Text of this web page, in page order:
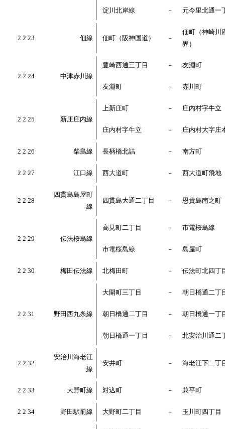
淀川北岸線 － 元今里北通一
2 2 23 佃線 佃町（阪神国道） －
佃町（神崎川
界）
2 2 24 中津赤川線
豊崎西通三丁目 － 友淵町
友淵町 － 赤川町
2 2 25 新庄庄内線
上新庄町 － 庄内村字牛立
庄内村字牛立 － 庄内村大字庄
2 2 26 柴島線 長柄橋北詰 － 南方町
2 2 27 江口線 西大道町 － 西大道町飛地
2 2 28
四貫島島屋町
線
四貫島大通二丁目 － 恩貴島南之町
2 2 29 伝法桜島線
高見町二丁目 － 市電桜島線
市電桜島線 － 島屋町
2 2 30 梅田伝法線 北梅田町 － 伝法町北四丁
2 2 31 野田西九条線
大開町三丁目 － 朝日橋通二丁
朝日橋通二丁目 － 朝日橋通一丁
朝日橋通一丁目 － 北安治川通二
2 2 32
安治川海老江
線
安井町 － 海老江下二丁
2 2 33 大野町線 対込町 － 兼平町
2 2 34 野田駅前線 大野町二丁目 － 玉川町四丁目